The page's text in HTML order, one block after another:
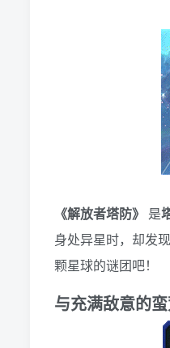
《解放者塔防》 是
身处异星时，却发
颗星球的谜团吧！
与充满敌意的